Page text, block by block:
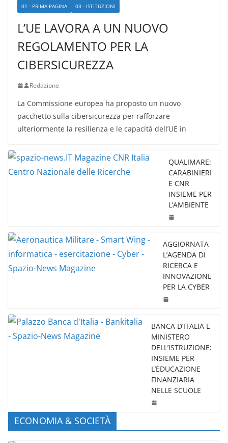
01 - PRIMA PAGINA 03 - ISTITUZIONI
L’UE LAVORA A UN NUOVO
REGOLAMENTO PER LA
CIBERSICUREZZA
Redazione
La Commissione europea ha proposto un nuovo
pacchetto sulla cibersicurezza per rafforzare
ulteriormente la resilienza e le capacità dell’UE in
QUALIMARE:
CARABINIERI
E CNR
INSIEME PER
L’AMBIENTE
AGGIORNATA
L’AGENDA DI
RICERCA E
INNOVAZIONE
PER LA CYBER
BANCA D’ITALIA E
MINISTERO
DELL’ISTRUZIONE:
INSIEME PER
L’EDUCAZIONE
FINANZIARIA
NELLE SCUOLE
ECONOMIA & SOCIETÀ